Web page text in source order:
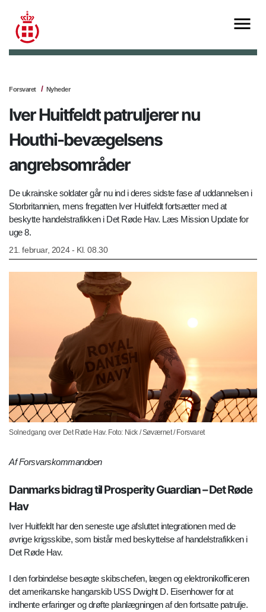
Forsvaret Nyheder
Iver Huitfeldt patruljerer nu
Houthi-bevægelsens
angrebsområder
De ukrainske soldater går nu ind i deres sidste fase af uddannelsen i
Storbritannien, mens fregatten Iver Huitfeldt fortsætter med at
beskytte handelstrafikken i Det Røde Hav. Læs Mission Update for
uge 8.
21. februar, 2024 - Kl. 08.30
Solnedgang over Det Røde Hav. Foto: Nick / Søværnet / Forsvaret
Af Forsvarskommandoen
Danmarks bidrag til Prosperity Guardian – Det Røde
Hav
Iver Huitfeldt har den seneste uge afsluttet integrationen med de
øvrige krigsskibe, som bistår med beskyttelse af handelstrafikken i
Det Røde Hav.
I den forbindelse besøgte skibschefen, lægen og elektronikofficeren
det amerikanske hangarskib USS Dwight D. Eisenhower for at
indhente erfaringer og drøfte planlægningen af den fortsatte patrulje.